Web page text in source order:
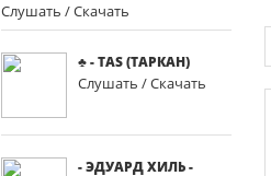
Слушать / Скачать
♣ - TAS (ТАРКАН)
Слушать / Скачать
- ЭДУАРД ХИЛЬ -